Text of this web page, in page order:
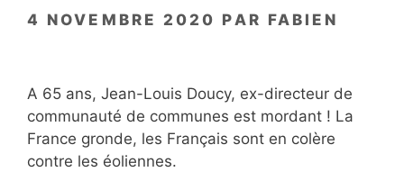
4 NOVEMBRE 2020 PAR FABIEN
A 65 ans, Jean-Louis Doucy, ex-directeur de
communauté de communes est mordant ! La
France gronde, les Français sont en colère
contre les éoliennes.